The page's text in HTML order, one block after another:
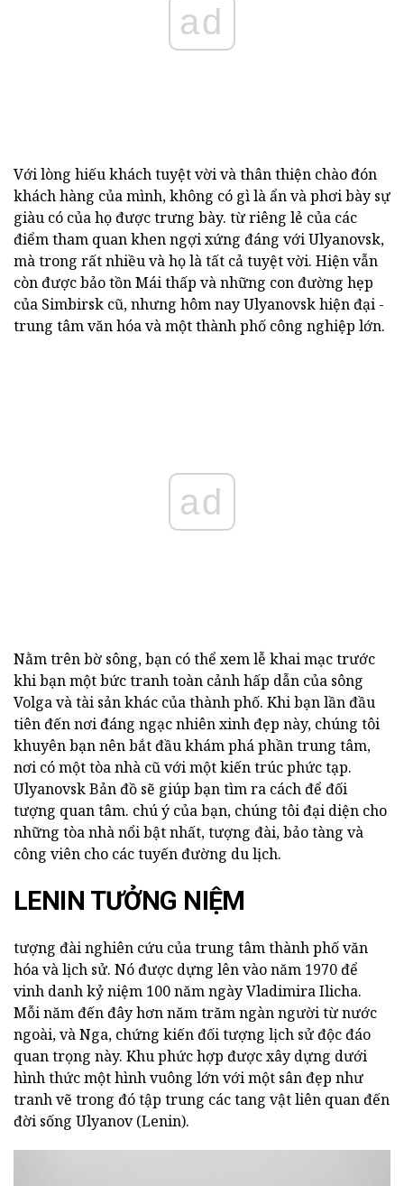
ad
Với lòng hiếu khách tuyệt vời và thân thiện chào đón
khách hàng của mình, không có gì là ẩn và phơi bày sự
giàu có của họ được trưng bày. từ riêng lẻ của các
điểm tham quan khen ngợi xứng đáng với Ulyanovsk,
mà trong rất nhiều và họ là tất cả tuyệt vời. Hiện vẫn
còn được bảo tồn Mái thấp và những con đường hẹp
của Simbirsk cũ, nhưng hôm nay Ulyanovsk hiện đại -
trung tâm văn hóa và một thành phố công nghiệp lớn.
ad
Nằm trên bờ sông, bạn có thể xem lễ khai mạc trước
khi bạn một bức tranh toàn cảnh hấp dẫn của sông
Volga và tài sản khác của thành phố. Khi bạn lần đầu
tiên đến nơi đáng ngạc nhiên xinh đẹp này, chúng tôi
khuyên bạn nên bắt đầu khám phá phần trung tâm,
nơi có một tòa nhà cũ với một kiến trúc phức tạp.
Ulyanovsk Bản đồ sẽ giúp bạn tìm ra cách để đối
tượng quan tâm. chú ý của bạn, chúng tôi đại diện cho
những tòa nhà nổi bật nhất, tượng đài, bảo tàng và
công viên cho các tuyến đường du lịch.
LENIN TƯỞNG NIỆM
tượng đài nghiên cứu của trung tâm thành phố văn
hóa và lịch sử. Nó được dựng lên vào năm 1970 để
vinh danh kỷ niệm 100 năm ngày Vladimira Ilicha.
Mỗi năm đến đây hơn năm trăm ngàn người từ nước
ngoài, và Nga, chứng kiến đối tượng lịch sử độc đáo
quan trọng này. Khu phức hợp được xây dựng dưới
hình thức một hình vuông lớn với một sân đẹp như
tranh vẽ trong đó tập trung các tang vật liên quan đến
đời sống Ulyanov (Lenin).